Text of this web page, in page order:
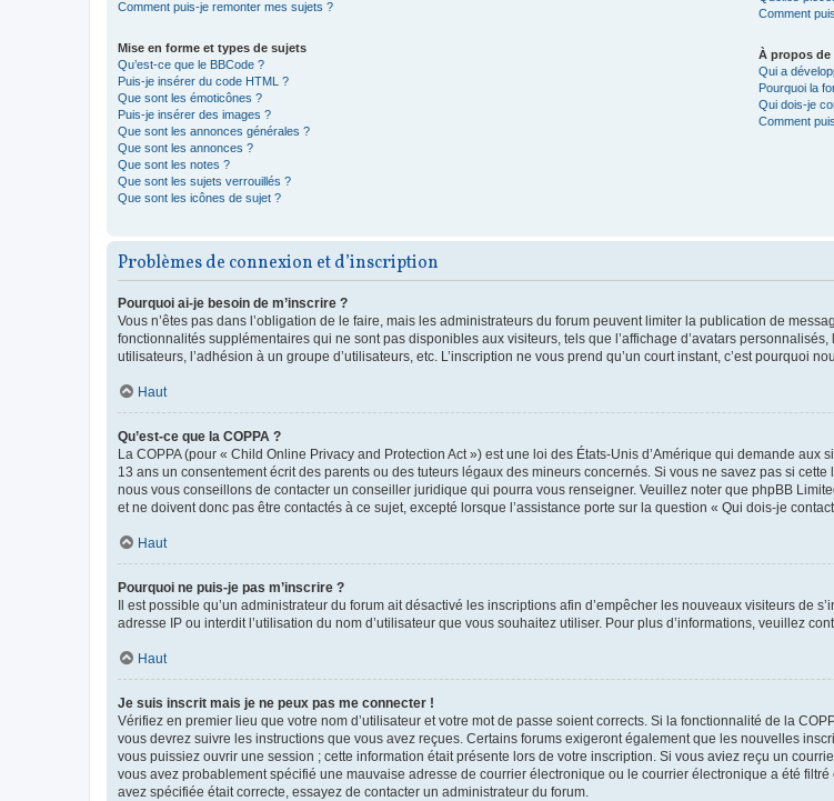
Comment puis-je remonter mes sujets ?
Mise en forme et types de sujets
Qu’est-ce que le BBCode ?
Puis-je insérer du code HTML ?
Que sont les émoticônes ?
Puis-je insérer des images ?
Que sont les annonces générales ?
Que sont les annonces ?
Que sont les notes ?
Que sont les sujets verrouillés ?
Que sont les icônes de sujet ?
Comment
À propos de
Qui a
Pourquoi la
Qui dois-je
Comment
Problèmes de connexion et d’inscription
Pourquoi ai-je besoin de m’inscrire ?
Vous n’êtes pas dans l’obligation de le faire, mais les administrateurs du forum peuvent limiter la publication de
fonctionnalités supplémentaires qui ne sont pas disponibles aux visiteurs, tels que l’affichage d’avatars
utilisateurs, l’adhésion à un groupe d’utilisateurs, etc. L’inscription ne vous prend qu’un court instant, c’est pourquoi
Haut
Qu’est-ce que la COPPA ?
La COPPA (pour « Child Online Privacy and Protection Act ») est une loi des États-Unis d’Amérique qui demande
13 ans un consentement écrit des parents ou des tuteurs légaux des mineurs concernés. Si vous ne savez pas si
nous vous conseillons de contacter un conseiller juridique qui pourra vous renseigner. Veuillez noter que phpBB
et ne doivent donc pas être contactés à ce sujet, excepté lorsque l’assistance porte sur la question « Qui dois-je
Haut
Pourquoi ne puis-je pas m’inscrire ?
Il est possible qu’un administrateur du forum ait désactivé les inscriptions afin d’empêcher les nouveaux visiteurs de
adresse IP ou interdit l’utilisation du nom d’utilisateur que vous souhaitez utiliser. Pour plus d’informations, veuillez
Haut
Je suis inscrit mais je ne peux pas me connecter !
Vérifiez en premier lieu que votre nom d’utilisateur et votre mot de passe soient corrects. Si la fonctionnalité de la
vous devrez suivre les instructions que vous avez reçues. Certains forums exigeront également que les nouvelles
vous puissiez ouvrir une session ; cette information était présente lors de votre inscription. Si vous aviez reçu un
vous avez probablement spécifié une mauvaise adresse de courrier électronique ou le courrier électronique a été
avez spécifiée était correcte, essayez de contacter un administrateur du forum.